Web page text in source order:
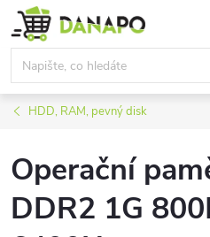
Přejít
na
obsah
HDD, RAM, pevný disk
Operační
DDR2 1G